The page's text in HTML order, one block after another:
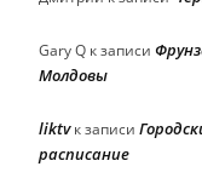
Gary Q к записи
Молдовы
liktvк записи
расписание